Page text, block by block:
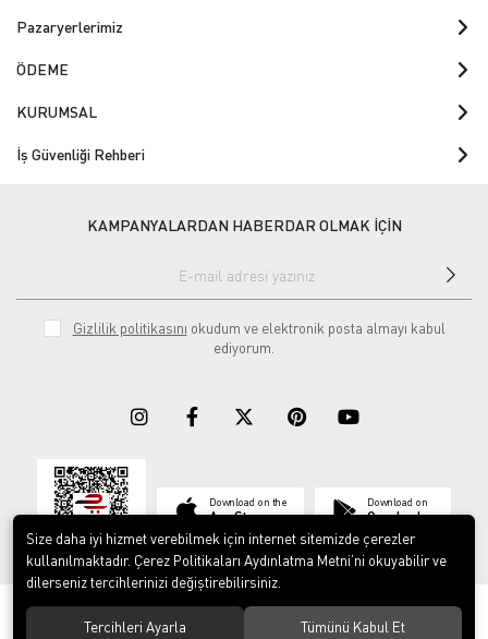
Pazaryerlerimiz
ÖDEME
KURUMSAL
İş Güvenliği Rehberi
KAMPANYALARDAN HABERDAR OLMAK İÇİN
Gizlilik politikasını okudum ve elektronik posta almayı kabul
ediyorum.
Download on the
App Store
Download on
Google play
© 2023ERY İş Güvenliği Ekipmanları. Tüm hakları saklıdır.
Size daha iyi hizmet verebilmek için internet sitemizde çerezler
kullanılmaktadır. Çerez Politikaları Aydınlatma Metni’ni okuyabilir ve
dilerseniz tercihlerinizi değiştirebilirsiniz.
Tercihleri Ayarla Tümünü Kabul Et